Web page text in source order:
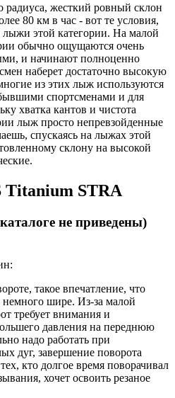
радиуса, жесткий ровный склон
80 км в час - вот те условия,
лыжи этой категории. На малой
обычно ощущаются очень
и начинают полноценно
наберет достаточно высокую
из этих лыж используются
спортсменами и для
хватка кантов и чистота
лыж просто непревзойденные
спускаясь на лыжах этой
склону на высокой
Titanium STRA
не приведены)
такое впечатление, что
шире. Из-за малой
требует внимания и
давления на переднюю
надо работать при
дуг, завершение поворота
кто долгое время поворачивал
хочет освоить резаное